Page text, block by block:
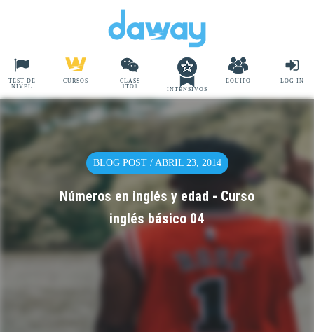
TEST DE
NIVEL
CURSOS
CLASS
1TO1
INTENSIVOS
EQUIPO LOG IN
BLOG POST / ABRIL 23, 2014
Números en inglés y edad - Curso
inglés básico 04